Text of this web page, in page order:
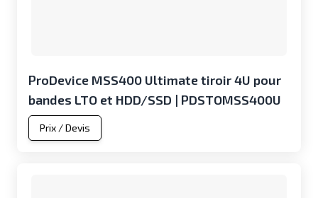
ProDevice MSS400 Ultimate tiroir 4U pour
bandes LTO et HDD/SSD | PDSTOMSS400U
Prix / Devis